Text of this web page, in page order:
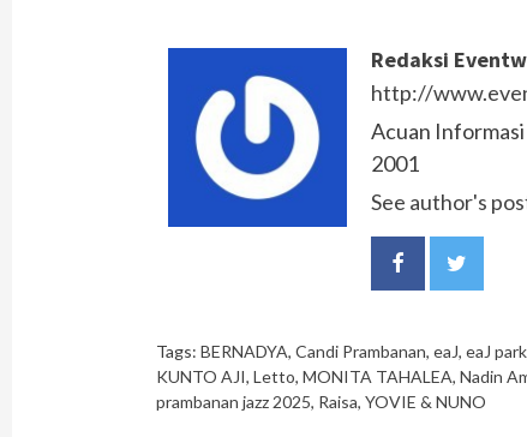
Redaksi
http://
Acuan
2001
See author's
Tags:BERNADYA,Candi Prambanan,eaJ,eaJ park
KUNTO AJI,Letto,MONITA TAHALEA,Nadin
prambanan jazz 2025, Raisa,YOVIE & NUNO